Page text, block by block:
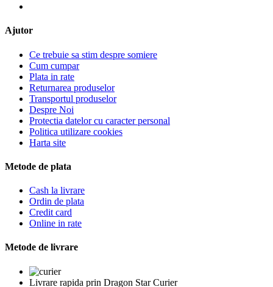
Ajutor
Ce trebuie sa stim despre somiere
Cum cumpar
Plata in rate
Returnarea produselor
Transportul produselor
Despre Noi
Protectia datelor cu caracter personal
Politica utilizare cookies
Harta site
Metode de plata
Cash la livrare
Ordin de plata
Credit card
Online in rate
Metode de livrare
Livrare rapida prin Dragon Star Curier